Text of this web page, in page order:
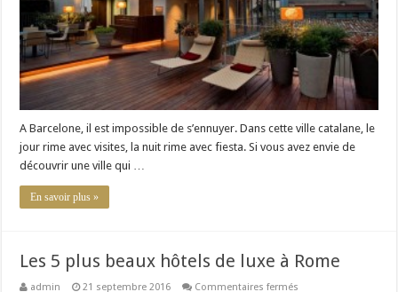
Barcelone
A Barcelone, il est impossible de s’ennuyer. Dans cette ville catalane, le
jour rime avec visites, la nuit rime avec fiesta. Si vous avez envie de
découvrir une ville qui …
En savoir plus »
Les 5 plus beaux hôtels de luxe à Rome
admin 21 septembre 2016 Commentaires fermés